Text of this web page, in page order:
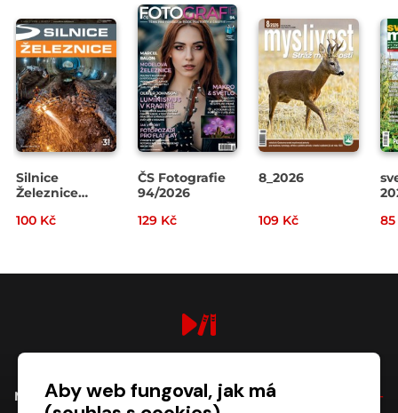
Silnice
Železnice
100 Kč
ČS Fotografie
94/2026
129 Kč
8_2026
109 Kč
85
NÁKUPAby web fungoval, jak má